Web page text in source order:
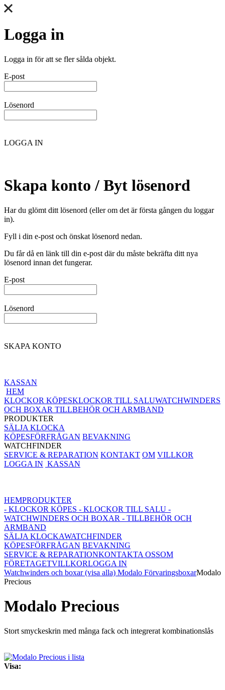
Logga in
Logga in för att se fler sålda objekt.
E-post
Lösenord
LOGGA IN
Skapa konto / Byt lösenord
Har du glömt ditt lösenord (eller om det är första gången du loggar
in).
Fyll i din e-post och önskat lösenord nedan.
Du får då en länk till din e-post där du måste bekräfta ditt nya
lösenord innan det fungerar.
E-post
Lösenord
SKAPA KONTO
KASSAN
HEM
KLOCKOR KÖPESKLOCKOR TILL SALUWATCHWINDERS
OCH BOXAR TILLBEHÖR OCH ARMBAND
PRODUKTER
SÄLJA KLOCKA
KÖPESFÖRFRÅGAN BEVAKNING
WATCHFINDER
SERVICE & REPARATION KONTAKT OM VILLKOR
LOGGA IN KASSAN
HEMPRODUKTER
- KLOCKOR KÖPES - KLOCKOR TILL SALU -
WATCHWINDERS OCH BOXAR - TILLBEHÖR OCH
ARMBAND
SÄLJA KLOCKAWATCHFINDER
KÖPESFÖRFRÅGAN BEVAKNING
SERVICE & REPARATIONKONTAKTA OSSOM
FÖRETAGETVILLKORLOGGA IN
Watchwinders och boxar (visa alla) Modalo FörvaringsboxarModalo
Precious
Modalo Precious
Stort smyckeskrin med många fack och integrerat kombinationslås
Visa: